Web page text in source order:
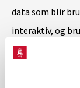
data som blir
interaktiv, og
parametrar